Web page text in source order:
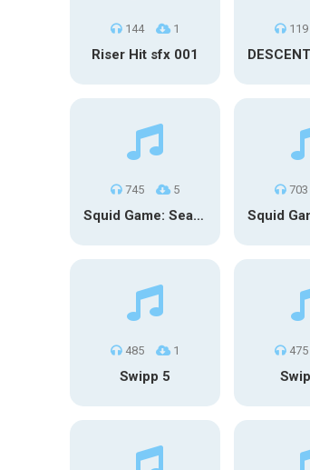
144 1
Riser Hit sfx 001
119
745 5
Squid Game: Season 3 | Final Games
703
485 1
Swipp 5
475